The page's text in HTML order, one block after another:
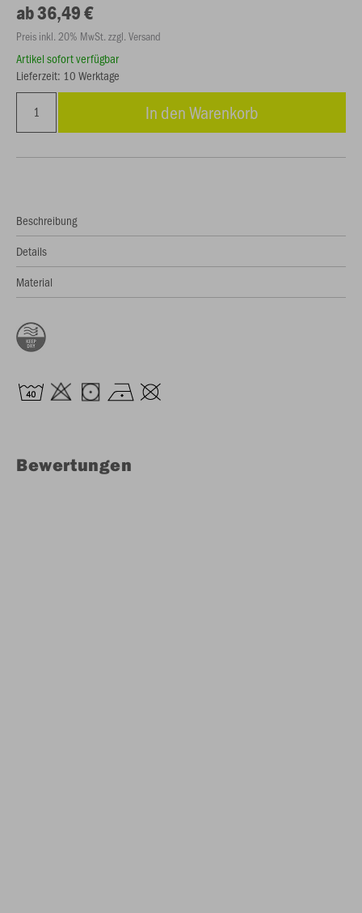
ab 36,49 €
Preis inkl. 20% MwSt. zzgl. Versand
Artikel sofort verfügbar
Lieferzeit: 10 Werktage
In den Warenkorb
Beschreibung
Details
Material
Bewertungen